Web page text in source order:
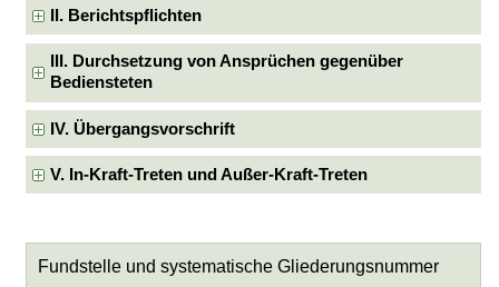
II. Berichtspflichten
III. Durchsetzung von Ansprüchen gegenüber
Bediensteten
IV. Übergangsvorschrift
V. In-Kraft-Treten und Außer-Kraft-Treten
Fundstelle und systematische Gliederungsnummer